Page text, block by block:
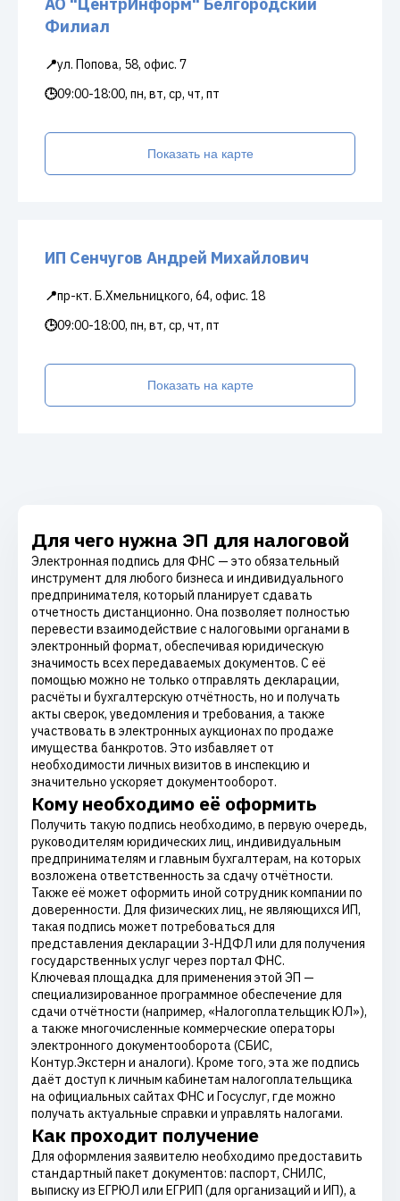
Филиал
📍ул. Попова, 58, офис. 7
🕒09:00-18:00, пн, вт, ср, чт, пт
Показать на карте
ИП Сенчугов Андрей Михайлович
📍пр-кт. Б.Хмельницкого, 64, офис. 18
🕒09:00-18:00, пн, вт, ср, чт, пт
Показать на карте
Для чего нужна ЭП для налоговой
Электронная подпись для ФНС — это обязательный
инструмент для любого бизнеса и индивидуального
предпринимателя, который планирует сдавать
отчетность дистанционно. Она позволяет полностью
перевести взаимодействие с налоговыми органами в
электронный формат, обеспечивая юридическую
значимость всех передаваемых документов. С её
помощью можно не только отправлять декларации,
расчёты и бухгалтерскую отчётность, но и получать
акты сверок, уведомления и требования, а также
участвовать в электронных аукционах по продаже
имущества банкротов. Это избавляет от
необходимости личных визитов в инспекцию и
значительно ускоряет документооборот.
Кому необходимо её оформить
Получить такую подпись необходимо, в первую очередь,
руководителям юридических лиц, индивидуальным
предпринимателям и главным бухгалтерам, на которых
возложена ответственность за сдачу отчётности.
Также её может оформить иной сотрудник компании по
доверенности. Для физических лиц, не являющихся ИП,
такая подпись может потребоваться для
представления декларации 3-НДФЛ или для получения
государственных услуг через портал ФНС.
Ключевая площадка для применения этой ЭП —
специализированное программное обеспечение для
сдачи отчётности (например, «Налогоплательщик ЮЛ»),
а также многочисленные коммерческие операторы
электронного документооборота (СБИС,
Контур.Экстерн и аналоги). Кроме того, эта же подпись
даёт доступ к личным кабинетам налогоплательщика
на официальных сайтах ФНС и Госуслуг, где можно
получать актуальные справки и управлять налогами.
Как проходит получение
Для оформления заявителю необходимо предоставить
стандартный пакет документов: паспорт, СНИЛС,
выписку из ЕГРЮЛ или ЕГРИП (для организаций и ИП), а